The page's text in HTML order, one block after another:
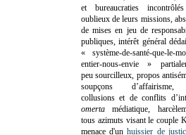
et bureaucraties
oublieux de leurs missions,
de mises en jeu de
publiques, intérêt général
« système-de-santé-que-le-
entier-nous-envie »
peu sourcilleux, propos
soupçons
collusions et de conflits
omertamédiatique,
tous azimuts visant le couple
menace d'unhuissier de